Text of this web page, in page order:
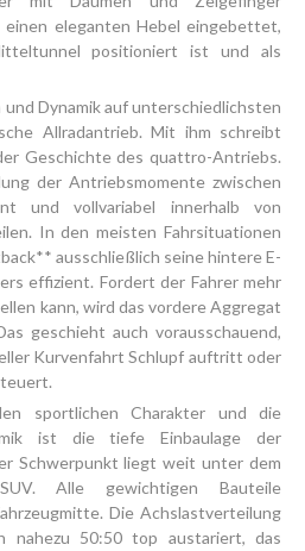
eleganten Hebel eingebettet,
positioniert ist und als
Dynamik auf unterschiedlichsten
Allradantrieb. Mit ihm schreibt
Geschichte des quattro-Antriebs.
der Antriebsmomente zwischen
und vollvariabel innerhalb von
In den meisten Fahrsituationen
ausschließlich seine hintere E-
effizient. Fordert der Fahrer mehr
kann, wird das vordere Aggregat
geschieht auch vorausschauend,
Kurvenfahrt Schlupf auftritt oder
sportlichen Charakter und die
ist die tiefe Einbaulage der
Schwerpunkt liegt weit unter dem
Alle gewichtigen Bauteile
Die Achslastverteilung
nahezu 50:50 top austariert, das